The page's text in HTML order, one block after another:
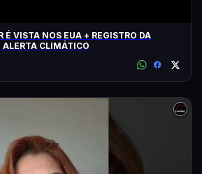
É VISTA NOS EUA + REGISTRO DA
ALERTA CLIMÁTICO